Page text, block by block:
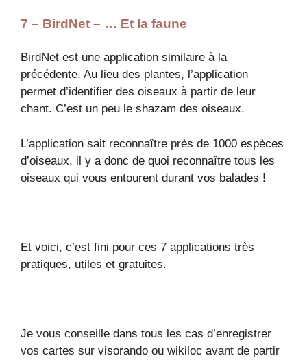
7 – BirdNet – … Et la faune
BirdNet est une application similaire à la
précédente. Au lieu des plantes, l’application
permet d’identifier des oiseaux à partir de leur
chant. C’est un peu le shazam des oiseaux.
L’application sait reconnaître près de 1000 espèces
d’oiseaux, il y a donc de quoi reconnaître tous les
oiseaux qui vous entourent durant vos balades !
Et voici, c’est fini pour ces 7 applications très
pratiques, utiles et gratuites.
Je vous conseille dans tous les cas d’enregistrer
vos cartes sur visorando ou wikiloc avant de partir